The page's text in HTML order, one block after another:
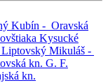
Kubín - Oravská
Kysucké
Liptovský Mikuláš -
kn. G. F.
kn.